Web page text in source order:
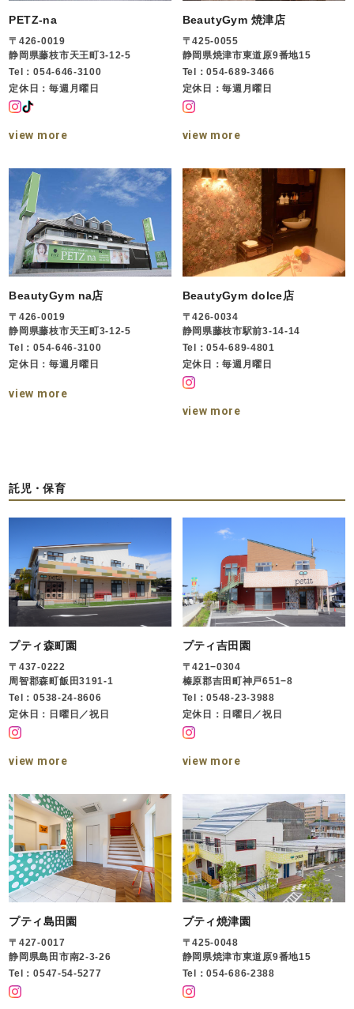
PETZ-na
〒426-0019
静岡県藤枝市天王町3-12-5
Tel：054-646-3100
定休日：毎週月曜日
view more
BeautyGym 焼津店
〒425-0055
静岡県焼津市東道原9番地15
Tel：054-689-3466
定休日：毎週月曜日
view more
BeautyGym na店
〒426-0019
静岡県藤枝市天王町3-12-5
Tel：054-646-3100
定休日：毎週月曜日
view more
BeautyGym dolce店
〒426-0034
静岡県藤枝市駅前3-14-14
Tel：054-689-4801
定休日：毎週月曜日
view more
託児・保育
プティ森町園
〒437-0222
周智郡森町飯田3191-1
Tel：0538-24-8606
定休日：日曜日／祝日
view more
プティ吉田園
〒421−0304
榛原郡吉田町神戸651−8
Tel：0548-23-3988
定休日：日曜日／祝日
view more
プティ島田園
〒427-0017
静岡県島田市南2-3-26
Tel：0547-54-5277
プティ焼津園
〒425-0048
静岡県焼津市東道原9番地15
Tel：054-686-2388